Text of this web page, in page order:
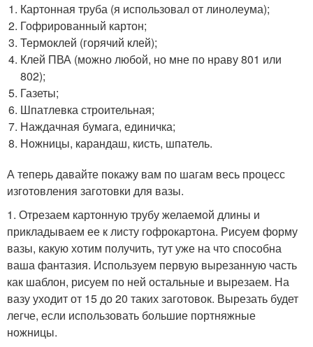
Картонная труба (я использовал от линолеума);
Гофрированный картон;
Термоклей (горячий клей);
Клей ПВА (можно любой, но мне по нраву 801 или
802);
Газеты;
Шпатлевка строительная;
Наждачная бумага, единичка;
Ножницы, карандаш, кисть, шпатель.
А теперь давайте покажу вам по шагам весь процесс
изготовления заготовки для вазы.
1. Отрезаем картонную трубу желаемой длины и
прикладываем ее к листу гофрокартона. Рисуем форму
вазы, какую хотим получить, тут уже на что способна
ваша фантазия. Используем первую вырезанную часть
как шаблон, рисуем по ней остальные и вырезаем. На
вазу уходит от 15 до 20 таких заготовок. Вырезать будет
легче, если использовать большие портняжные
ножницы.